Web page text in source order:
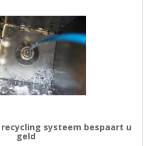
systeem bespaart u
geld